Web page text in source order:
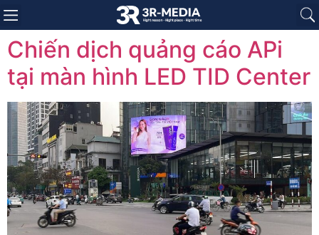
Chiến dịch quảng cáo APi
tại màn hình LED TID Center